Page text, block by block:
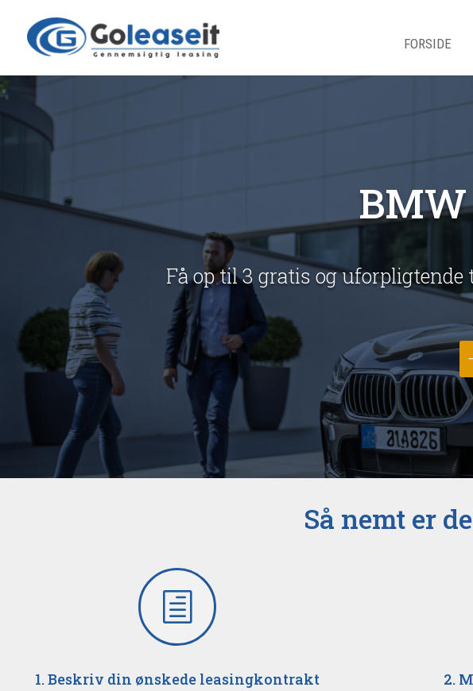
FORSIDE
BMW
Få op til 3 gratis og
Så nemt er
h
1. Beskriv din ønskede leasingkontrakt 2.